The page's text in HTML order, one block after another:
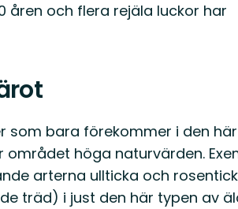
åren och flera rejäla luckor har
som bara förekommer i den här
höga naturvärden.
arterna ullticka och
träd) i just den här typen av